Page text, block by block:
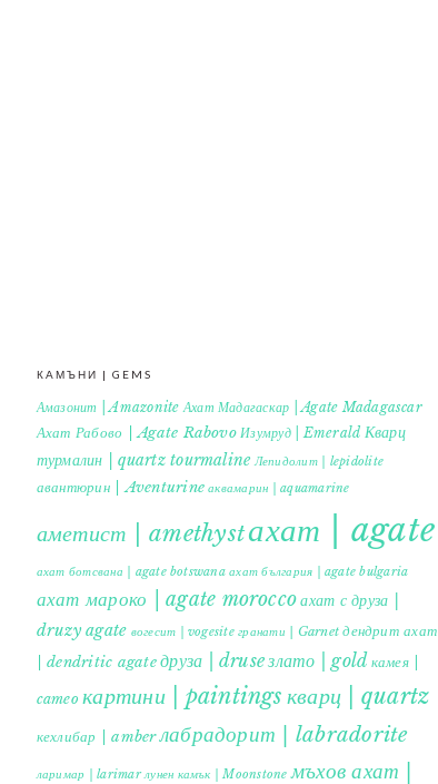
КАМЪНИ | GEMS
Амазонит | Amazonite Ахат Мадагаскар | Agate Madagascar
Ахат Рабово | Agate Rabovo Изумруд | Emerald Кварц
турмалин | quartz tourmaline Лепидолит | lepidolite
авантюрин | Aventurine аквамарин | aquamarine
аметист | amethystахат | agate
ахат ботсвана | agate botswana ахат българия | agate bulgaria
ахат мароко | agate moroccoахат с друза |
druzy agate вогесит | vogesite гранати | Garnet дендрит ахат
| dendritic agateдруза | druseзлато | gold камея |
cameo картини | paintings кварц | quartz
кехлибар | amberлабрадорит | labradorite
ларимар | larimar лунен камък | Moonstone мъхов ахат |